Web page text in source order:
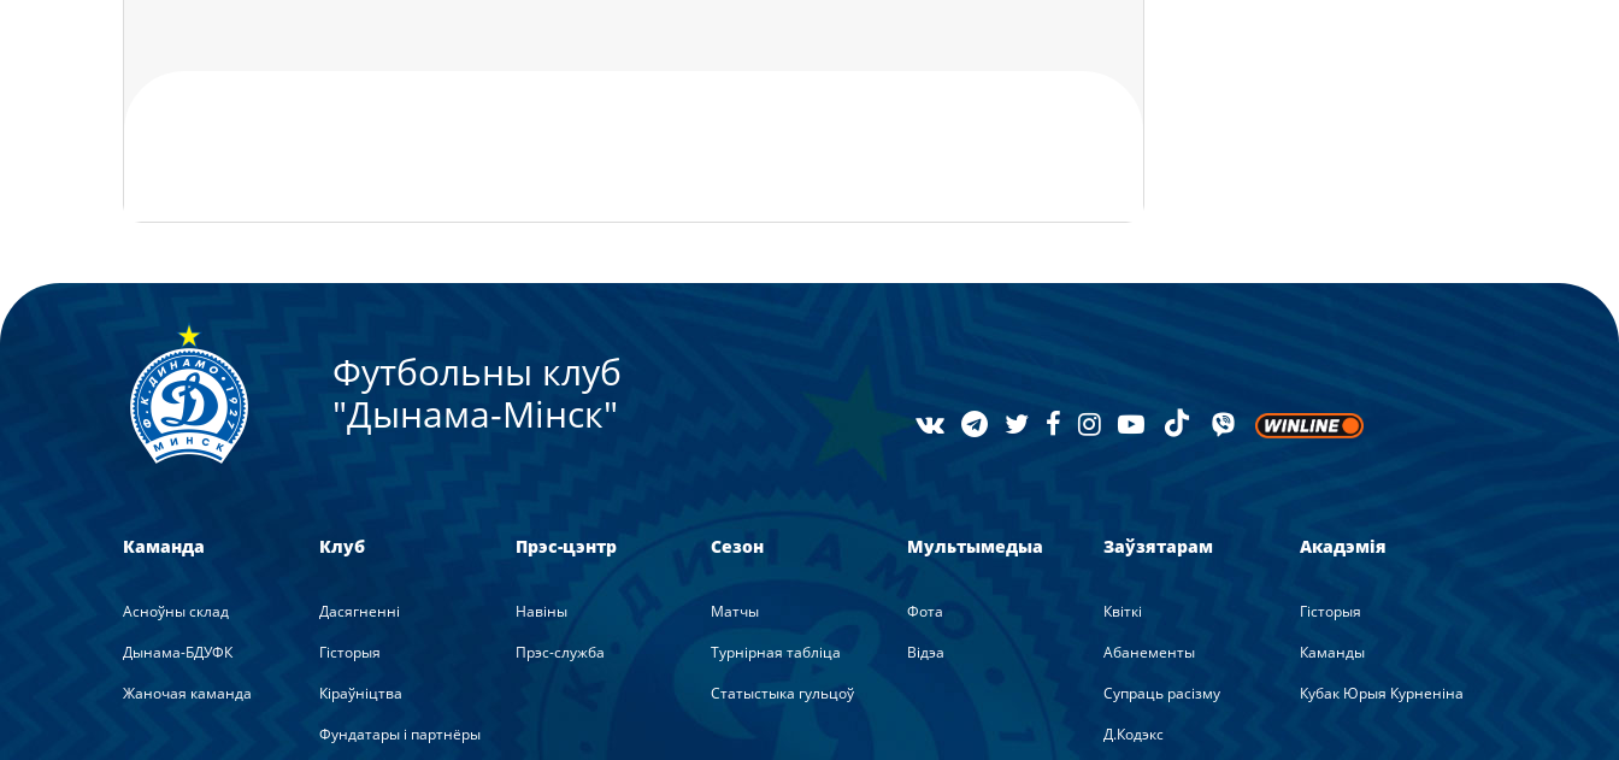
Футбольны клуб
"Дынама-Мiнск"
Каманда
Асноўны склад
Дынама-БДУФК
Жаночая каманда
Клуб
Дасягненні
Гісторыя
Кіраўніцтва
Фундатары і партнёры
Прэс-цэнтр
Навiны
Прэс-служба
Сезон
Матчы
Турнірная табліца
Статыстыка гульцоў
Мультымедыа
Фота
Вiдэа
Заўзятарам
Квіткі
Абанементы
Супраць расізму
Д.Кодэкс
Акадэмія
Гісторыя
Каманды
Кубак Юрыя Курненіна